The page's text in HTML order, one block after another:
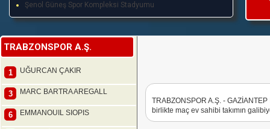
Şenol Güneş Spor Kompleksi Stadyumu
TRABZONSPOR A.Ş.
1 UĞURCAN ÇAKIR
3 MARC BARTRA AREGALL
6 EMMANOUIL SIOPIS
TRABZONSPOR A.Ş. -
birlikte maç ev sahibi takımın